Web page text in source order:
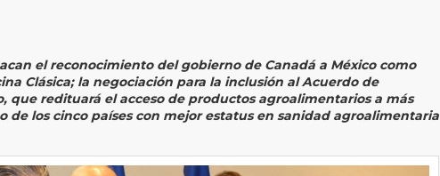
el reconocimiento del gobierno de Canadá a México como
Clásica; la negociación para la inclusión al Acuerdo de
que redituará el acceso de productos agroalimentarios a más
de los cinco países con mejor estatus en sanidad agroalimentaria